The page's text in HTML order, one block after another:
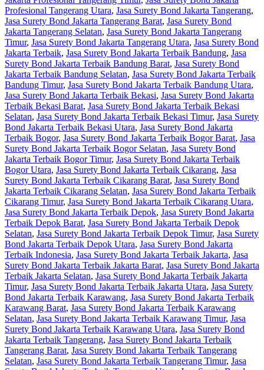
Profesional Tangerang Utara, Jasa Surety Bond Jakarta Tangerang,
Jasa Surety Bond Jakarta Tangerang Barat, Jasa Surety Bond
Jakarta Tangerang Selatan, Jasa Surety Bond Jakarta Tangerang
Timur, Jasa Surety Bond Jakarta Tangerang Utara, Jasa Surety Bond
Jakarta Terbaik, Jasa Surety Bond Jakarta Terbaik Bandung, Jasa
Surety Bond Jakarta Terbaik Bandung Barat, Jasa Surety Bond
Jakarta Terbaik Bandung Selatan, Jasa Surety Bond Jakarta Terbaik
Bandung Timur, Jasa Surety Bond Jakarta Terbaik Bandung Utara,
Jasa Surety Bond Jakarta Terbaik Bekasi, Jasa Surety Bond Jakarta
Terbaik Bekasi Barat, Jasa Surety Bond Jakarta Terbaik Bekasi
Selatan, Jasa Surety Bond Jakarta Terbaik Bekasi Timur, Jasa Surety
Bond Jakarta Terbaik Bekasi Utara, Jasa Surety Bond Jakarta
Terbaik Bogor, Jasa Surety Bond Jakarta Terbaik Bogor Barat, Jasa
Surety Bond Jakarta Terbaik Bogor Selatan, Jasa Surety Bond
Jakarta Terbaik Bogor Timur, Jasa Surety Bond Jakarta Terbaik
Bogor Utara, Jasa Surety Bond Jakarta Terbaik Cikarang, Jasa
Surety Bond Jakarta Terbaik Cikarang Barat, Jasa Surety Bond
Jakarta Terbaik Cikarang Selatan, Jasa Surety Bond Jakarta Terbaik
Cikarang Timur, Jasa Surety Bond Jakarta Terbaik Cikarang Utara,
Jasa Surety Bond Jakarta Terbaik Depok, Jasa Surety Bond Jakarta
Terbaik Depok Barat, Jasa Surety Bond Jakarta Terbaik Depok
Selatan, Jasa Surety Bond Jakarta Terbaik Depok Timur, Jasa Surety
Bond Jakarta Terbaik Depok Utara, Jasa Surety Bond Jakarta
Terbaik Indonesia, Jasa Surety Bond Jakarta Terbaik Jakarta, Jasa
Surety Bond Jakarta Terbaik Jakarta Barat, Jasa Surety Bond Jakarta
Terbaik Jakarta Selatan, Jasa Surety Bond Jakarta Terbaik Jakarta
Timur, Jasa Surety Bond Jakarta Terbaik Jakarta Utara, Jasa Surety
Bond Jakarta Terbaik Karawang, Jasa Surety Bond Jakarta Terbaik
Karawang Barat, Jasa Surety Bond Jakarta Terbaik Karawang
Selatan, Jasa Surety Bond Jakarta Terbaik Karawang Timur, Jasa
Surety Bond Jakarta Terbaik Karawang Utara, Jasa Surety Bond
Jakarta Terbaik Tangerang, Jasa Surety Bond Jakarta Terbaik
Tangerang Barat, Jasa Surety Bond Jakarta Terbaik Tangerang
Selatan, Jasa Surety Bond Jakarta Terbaik Tangerang Timur, Jasa